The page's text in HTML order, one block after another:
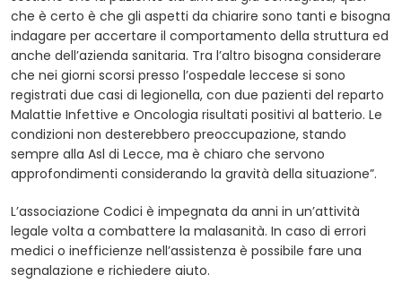
che è certo è che gli aspetti da chiarire sono tanti e bisogna
indagare per accertare il comportamento della struttura ed
anche dell’azienda sanitaria. Tra l’altro bisogna considerare
che nei giorni scorsi presso l’ospedale leccese si sono
registrati due casi di legionella, con due pazienti del reparto
Malattie Infettive e Oncologia risultati positivi al batterio. Le
condizioni non desterebbero preoccupazione, stando
sempre alla Asl di Lecce, ma è chiaro che servono
approfondimenti considerando la gravità della situazione”.
L’associazione Codici è impegnata da anni in un’attività
legale volta a combattere la malasanità. In caso di errori
medici o inefficienze nell’assistenza è possibile fare una
segnalazione e richiedere aiuto.